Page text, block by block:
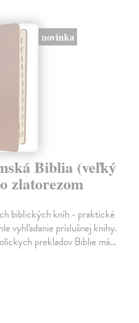
novinka
Biblia (veľký
zlatorezom
biblických kníh - praktické
vyhľadanie príslušnej knihy.
prekladov Biblie má…